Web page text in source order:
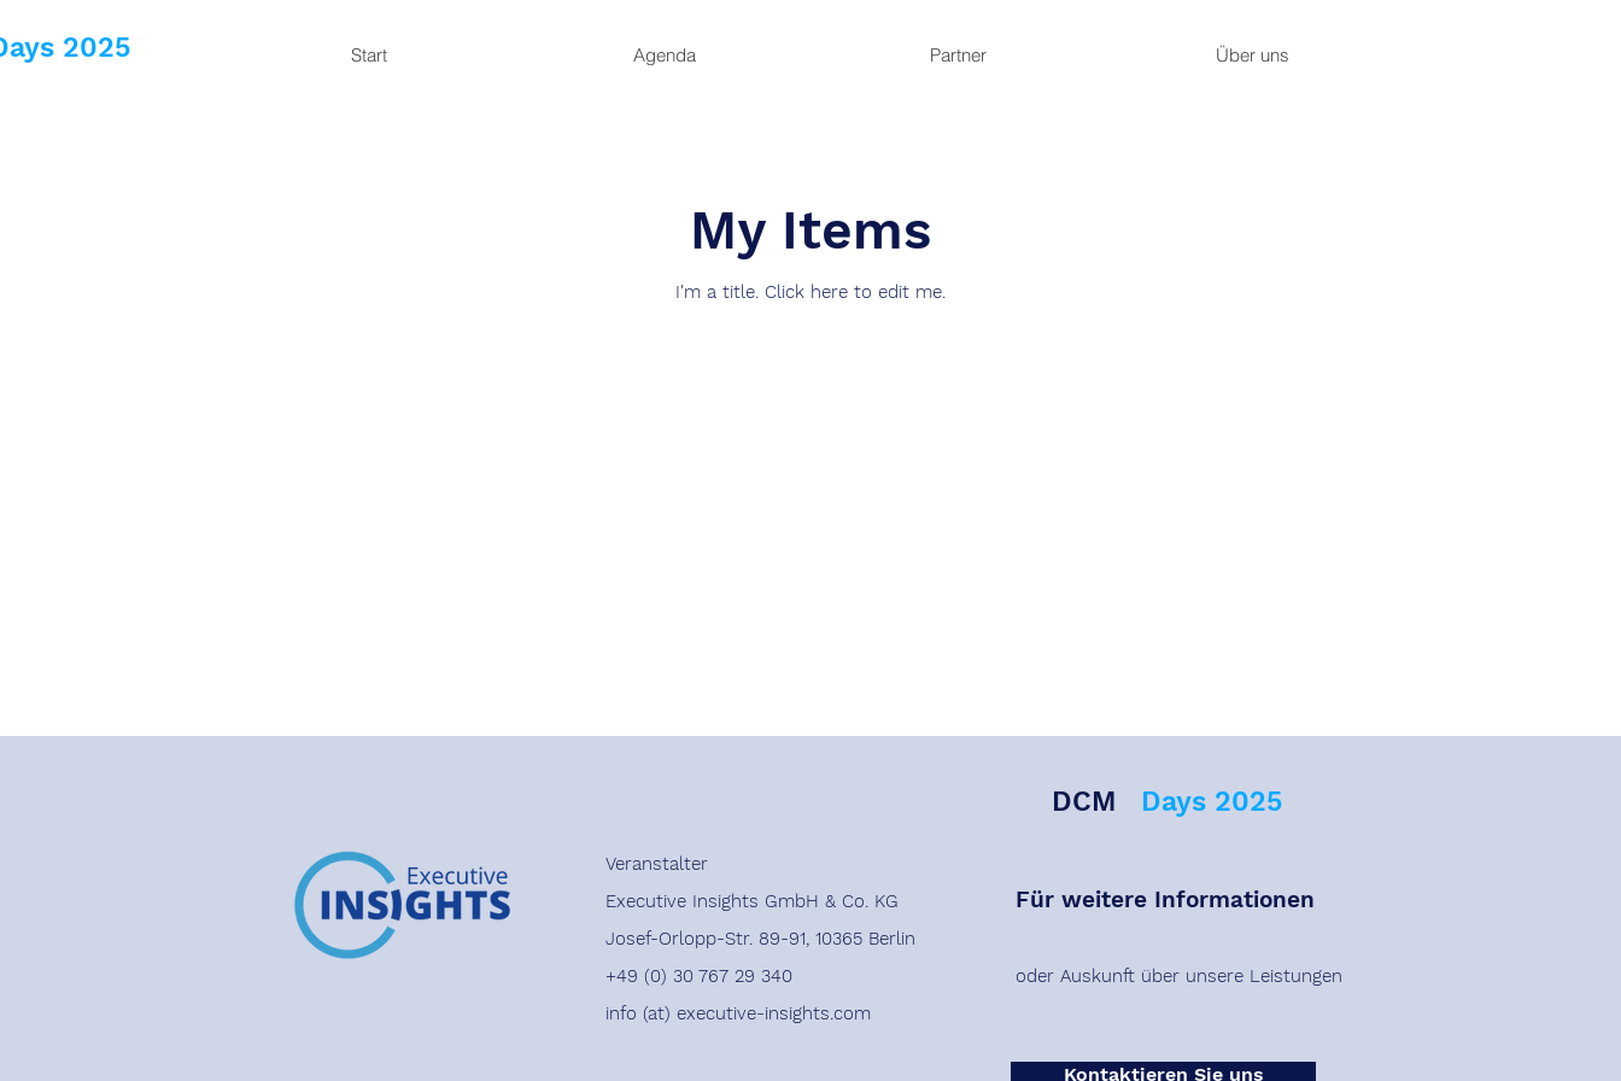
2025 Start Agenda Partner Über uns
My Items
I'm a title. ​Click here to edit me.
Veranstalter
Executive Insights GmbH & Co. KG
Josef-Orlopp-Str. 89-91, 10365 Berlin
+49 (0) 30 767 29 340
info (at) executive-insights.com
DCM Days 2025
Für weitere Informationen
oder Auskunft über unsere Leistungen
Kontaktieren Sie uns